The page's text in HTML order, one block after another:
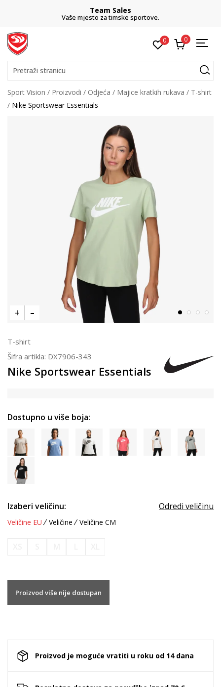
Team Sales
Vaše mjesto za timske sportove.
0 0
Pretraži stranicu
Sport Vision Proizvodi Odjeća Majice kratkih rukava
T-shirt
Nike Sportswear Essentials
T-shirt
Šifra artikla: DX7906-343
Nike Sportswear Essentials
Dostupno u više boja:
Izaberi veličinu: Odredi veličinu
Veličine EU Veličine Veličine CM
Proizvod više nije dostupan
Proizvod je moguće vratiti u roku od 14 dana